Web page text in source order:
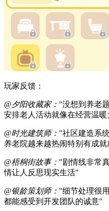
玩家反馈：
@夕阳收藏家： "没想到养老
安排老人活动就像在经营温暖
@时光建筑师： "社区建造系
养老院越来越热闹特别有成就
@梧桐街故事： "剧情线非常
情让人反思现实生活"
@银龄策划师： "细节处理很
都能感受到开发团队的诚意"